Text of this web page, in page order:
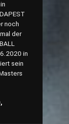
noch
der
in
sein
,